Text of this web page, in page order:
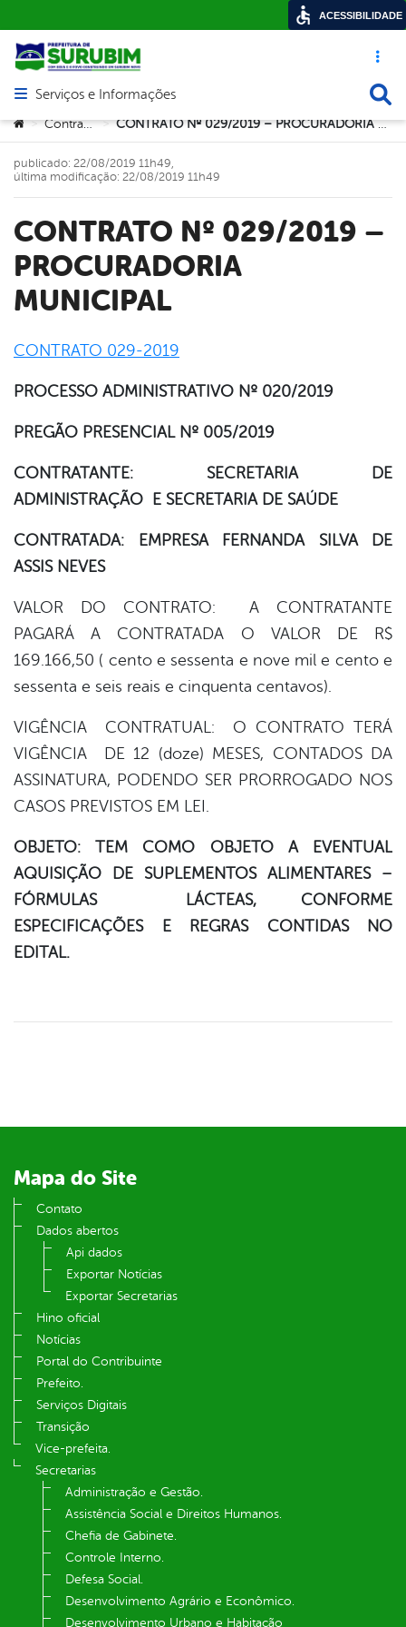
Acesso
Abrir menu principal de navegação
Serviços e Informações
Você está aqui:
> Contratos > CONTRATO Nº 029/2019 – PROCURADORIA MUNICIPAL
CONTRATO Nº 029/2019 –
PROCURADORIA
MUNICIPAL
publicado: 22/08/2019 11h49,
última modificação: 22/08/2019 11h49
CONTRATO 029-2019
PROCESSO ADMINISTRATIVO Nº 020/2019
PREGÃO PRESENCIAL Nº 005/2019
CONTRATANTE: SECRETARIA DE
ADMINISTRAÇÃO E SECRETARIA DE SAÚDE
CONTRATADA: EMPRESA FERNANDA SILVA DE
ASSIS NEVES
VALOR DO CONTRATO: A CONTRATANTE
PAGARÁ A CONTRATADA O VALOR DE R$
169.166,50 ( cento e sessenta e nove mil e cento e
sessenta e seis reais e cinquenta centavos).
VIGÊNCIA CONTRATUAL: O CONTRATO TERÁ
VIGÊNCIA DE 12 (doze) MESES, CONTADOS DA
ASSINATURA, PODENDO SER PRORROGADO NOS
CASOS PREVISTOS EM LEI.
OBJETO: TEM COMO OBJETO A EVENTUAL
AQUISIÇÃO DE SUPLEMENTOS ALIMENTARES –
FÓRMULAS LÁCTEAS, CONFORME
ESPECIFICAÇÕES E REGRAS CONTIDAS NO
EDITAL.
Mapa do Site
Contato
Dados abertos
Api dados
Exportar Notícias
Exportar Secretarias
Hino oficial
Notícias
Portal do Contribuinte
Prefeito.
Serviços Digitais
Transição
Vice-prefeita.
Secretarias
Administração e Gestão.
Assistência Social e Direitos Humanos.
Chefia de Gabinete.
Controle Interno.
Defesa Social.
Desenvolvimento Agrário e Econômico.
Desenvolvimento Urbano e Habitação
ACESSIBILIDADE